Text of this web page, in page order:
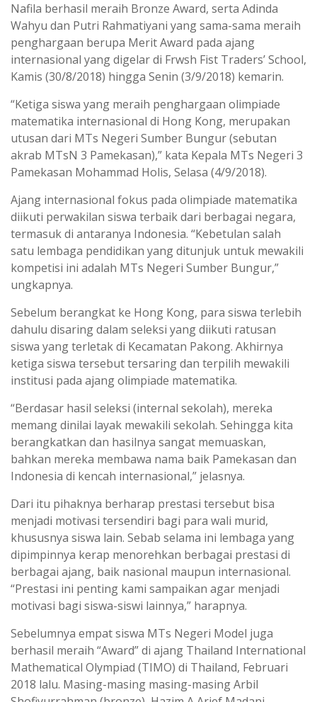
Nafila berhasil meraih Bronze Award, serta Adinda
Wahyu dan Putri Rahmatiyani yang sama-sama meraih
penghargaan berupa Merit Award pada ajang
internasional yang digelar di Frwsh Fist Traders’ School,
Kamis (30/8/2018) hingga Senin (3/9/2018) kemarin.
“Ketiga siswa yang meraih penghargaan olimpiade
matematika internasional di Hong Kong, merupakan
utusan dari MTs Negeri Sumber Bungur (sebutan
akrab MTsN 3 Pamekasan),” kata Kepala MTs Negeri 3
Pamekasan Mohammad Holis, Selasa (4/9/2018).
Ajang internasional fokus pada olimpiade matematika
diikuti perwakilan siswa terbaik dari berbagai negara,
termasuk di antaranya Indonesia. “Kebetulan salah
satu lembaga pendidikan yang ditunjuk untuk mewakili
kompetisi ini adalah MTs Negeri Sumber Bungur,”
ungkapnya.
Sebelum berangkat ke Hong Kong, para siswa terlebih
dahulu disaring dalam seleksi yang diikuti ratusan
siswa yang terletak di Kecamatan Pakong. Akhirnya
ketiga siswa tersebut tersaring dan terpilih mewakili
institusi pada ajang olimpiade matematika.
“Berdasar hasil seleksi (internal sekolah), mereka
memang dinilai layak mewakili sekolah. Sehingga kita
berangkatkan dan hasilnya sangat memuaskan,
bahkan mereka membawa nama baik Pamekasan dan
Indonesia di kencah internasional,” jelasnya.
Dari itu pihaknya berharap prestasi tersebut bisa
menjadi motivasi tersendiri bagi para wali murid,
khususnya siswa lain. Sebab selama ini lembaga yang
dipimpinnya kerap menorehkan berbagai prestasi di
berbagai ajang, baik nasional maupun internasional.
“Prestasi ini penting kami sampaikan agar menjadi
motivasi bagi siswa-siswi lainnya,” harapnya.
Sebelumnya empat siswa MTs Negeri Model juga
berhasil meraih “Award” di ajang Thailand International
Mathematical Olympiad (TIMO) di Thailand, Februari
2018 lalu. Masing-masing masing-masing Arbil